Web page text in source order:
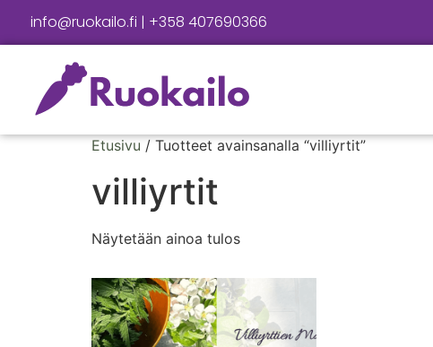
info@ruokailo.fi | +358 407690366
Etusivu / Tuotteet avainsanalla “villiyrtit”
villiyrtit
Näytetään ainoa tulos